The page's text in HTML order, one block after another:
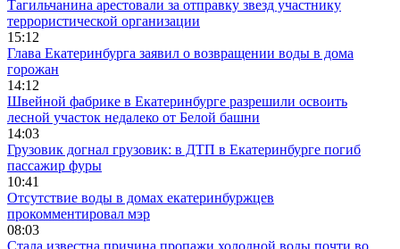
Тагильчанина арестовали за отправку звезд участнику
террористической организации
15:12
Глава Екатеринбурга заявил о возвращении воды в дома
горожан
14:12
Швейной фабрике в Екатеринбурге разрешили освоить
лесной участок недалеко от Белой башни
14:03
Грузовик догнал грузовик: в ДТП в Екатеринбурге погиб
пассажир фуры
10:41
Отсутствие воды в домах екатеринбуржцев
прокомментировал мэр
08:03